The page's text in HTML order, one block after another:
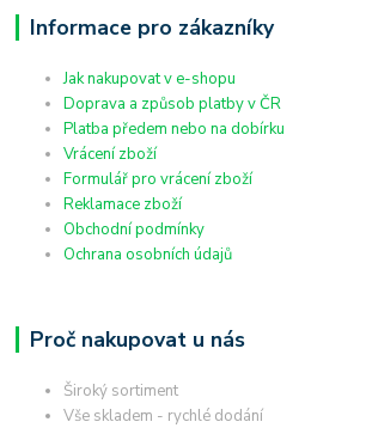
Informace pro zákazníky
Jak nakupovat v e-shopu
Doprava a způsob platby v ČR
Platba předem nebo na dobírku
Vrácení zboží
Formulář pro vrácení zboží
Reklamace zboží
Obchodní podmínky
Ochrana osobních údajů
Proč nakupovat u nás
Široký sortiment
Vše skladem - rychlé dodání